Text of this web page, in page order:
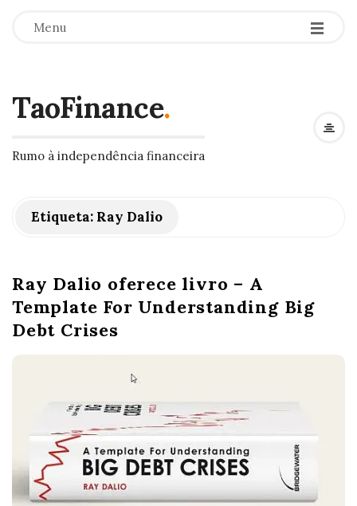
Menu
TaoFinance.
Rumo à independência financeira
Etiqueta: Ray Dalio
Ray Dalio oferece livro – A
Template For Understanding Big
Debt Crises